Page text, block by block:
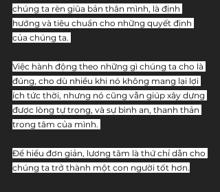
chúng ta rèn giũa bản thân mình, là định
hướng và tiêu chuẩn cho những quyết định
của chúng ta.
Việc hành động theo những gì chúng ta cho là
đúng, cho dù nhiều khi nó không mang lại lợi
ích tức thời, nhưng nó cũng vẫn giúp xây dựng
được lòng tự trọng, và sự bình an, thanh thản
trong tâm của mình.
Để hiểu đơn giản, lương tâm là thứ chỉ dẫn cho
chúng ta trở thành một con người tốt hơn.